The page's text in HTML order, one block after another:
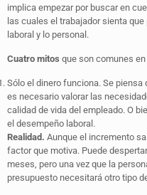
implica empezar por buscar en
las cuales el trabajador sienta
laboral y lo personal.
Cuatro mitos que son comunes
Sólo el dinero funciona. Se
es necesario valorar las
calidad de vida del empleado. O
el desempeño laboral.
Realidad. Aunque el incremento
factor que motiva. Puede
meses, pero una vez que la
presupuesto necesitará otro tipo